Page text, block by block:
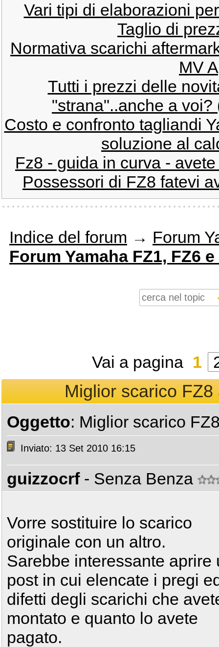
Vari tipi di elaborazioni
Taglio di
Normativa scarichi
MV
Tutti i prezzi delle
"strana"..anche a
Costo e confronto tagliandi
soluzione al
Fz8 - guida in curva -
Possessori di FZ8 fatevi
Indice del forum → Forum
Forum Yamaha FZ1, FZ6 e
Vai a pagina 1
Miglior scarico
Oggetto: Miglior scarico
Inviato: 13 Set 2010 16:15
guizzocrf - Senza Benza
Vorre sostituire lo scarico
originale con un altro.
Sarebbe interessante aprire
post in cui elencate i pregi
difetti degli scarichi che
montato e quanto lo avete
pagato.